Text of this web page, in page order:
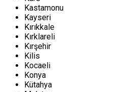
Kastamonu
Kayseri
Kırıkkale
Kırklareli
Kırşehir
Kilis
Kocaeli
Konya
Kütahya